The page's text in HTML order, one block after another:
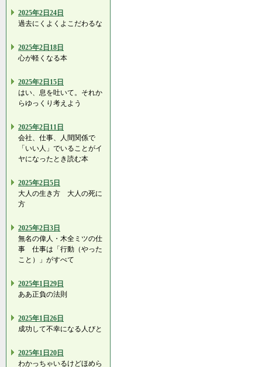
2025年2日24日
過去にくよくよこだわるな
2025年2日18日
心が軽くなる本
2025年2日15日
はい、息を吐いて。それか
らゆっくり考えよう
2025年2日11日
会社、仕事、人間関係で
「いい人」でいることがイ
ヤになったとき読む本
2025年2日5日
大人の生き方 大人の死に
方
2025年2日3日
無名の偉人・木全ミツの仕
事 仕事は「行動（やった
こと）」がすべて
2025年1日29日
ああ正負の法則
2025年1日26日
成功して不幸になる人びと
2025年1日20日
わかっちゃいるけどほめら